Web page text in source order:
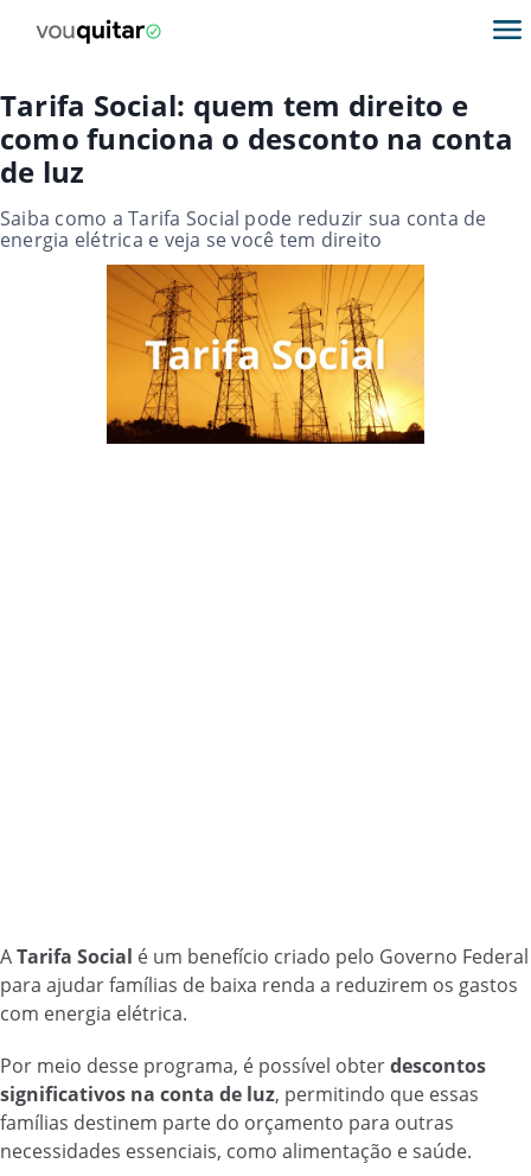
Tarifa Social: quem tem direito e
como funciona o desconto na conta
de luz
Saiba como a Tarifa Social pode reduzir sua conta de
energia elétrica e veja se você tem direito
ATarifa Social é um benefício criado pelo Governo Federal
para ajudar famílias de baixa renda a reduzirem os gastos
com energia elétrica.
Por meio desse programa, é possível obterdescontos
significativos na conta de luz, permitindo que essas
famílias destinem parte do orçamento para outras
necessidades essenciais, como alimentação e saúde.